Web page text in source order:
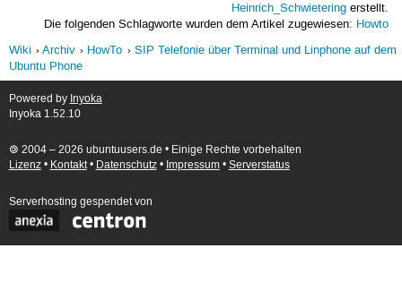
Heinrich_Schwietering erstellt.
Die folgenden Schlagworte wurden dem Artikel zugewiesen: Howto
Wiki
Archiv HowTo
SIP Telefonie über Terminal und Linphone auf dem
Ubuntu Phone
Powered by Inyoka
Inyoka 1.52.10
🄯 2004 – 2026 ubuntuusers.de • Einige Rechte vorbehalten
Lizenz• Kontakt• Datenschutz• Impressum• Serverstatus
Serverhosting gespendet von